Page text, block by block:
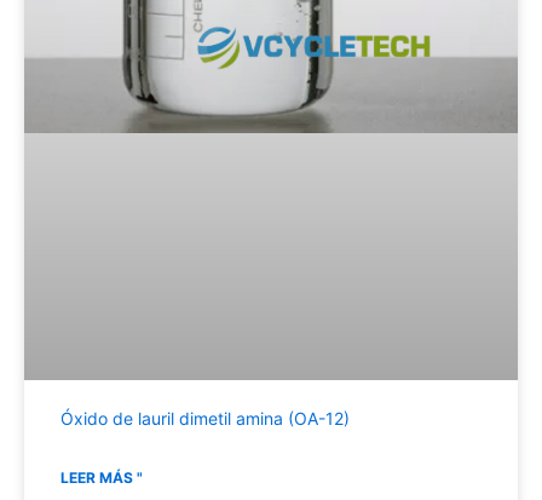
Óxido de lauril dimetil amina (OA-12)
LEER MÁS "